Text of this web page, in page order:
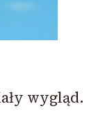
wygląd.